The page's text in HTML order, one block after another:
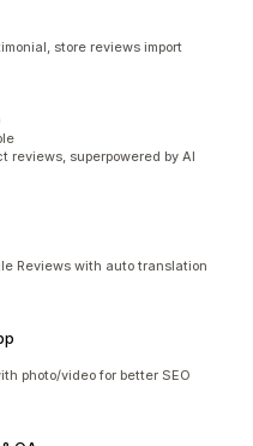
store reviews import
reviews, superpowered by AI
Reviews with auto translation
photo/video for better SEO